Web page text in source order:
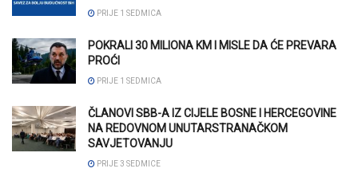
PRIJE 1 SEDMICA
POKRALI 30 MILIONA KM I MISLE DA ĆE PREVARA
PROĆI
PRIJE 1 SEDMICA
ČLANOVI SBB-A IZ CIJELE BOSNE I HERCEGOVINE
NA REDOVNOM UNUTARSTRANAČKOM
SAVJETOVANJU
PRIJE 3 SEDMICE